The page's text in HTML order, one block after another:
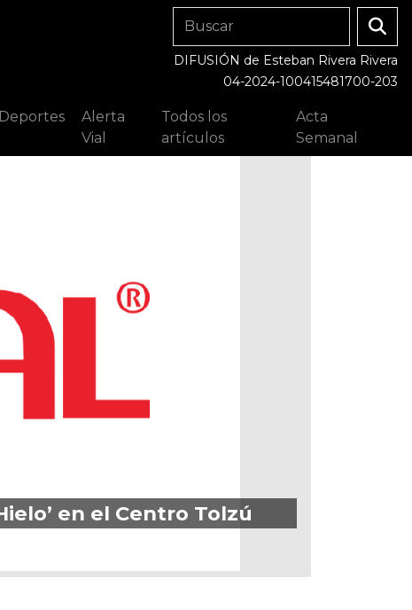
DIFUSIÓN de Esteban Rivera Rivera
04-2024-100415481700-203
Deportes
Alerta
Vial
Todos los
artículos
Acta
Semanal
en el Centro Tolzú